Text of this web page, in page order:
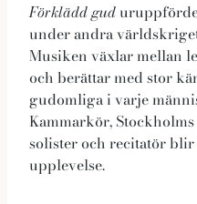
Förklädd gud
under andra
Musiken växlar mellan
och berättar med stor
gudomliga i varje
Kammarkör,
solister och recitatör
upplevelse.